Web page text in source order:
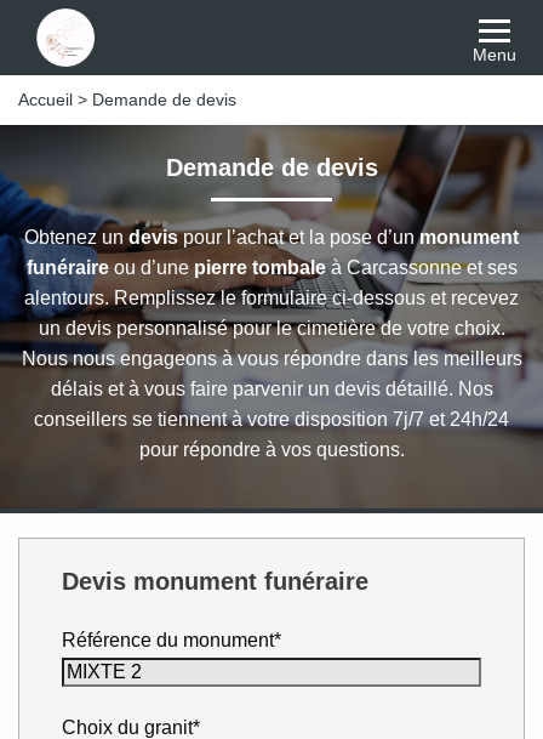
Menu
Accueil > Demande de devis
Demande de devis
Obtenez un devispour l’achat et la pose d’unmonument
funéraireou d’unepierre tombaleà Carcassonne et ses
alentours. Remplissez le formulaire ci-dessous et recevez
un devis personnalisé pour le cimetière de votre choix.
Nous nous engageons à vous répondre dans les meilleurs
délais et à vous faire parvenir un devis détaillé. Nos
conseillers se tiennent à votre disposition 7j/7 et 24h/24
pour répondre à vos questions.
Devis monument funéraire
Référence du monument*
Choix du granit*